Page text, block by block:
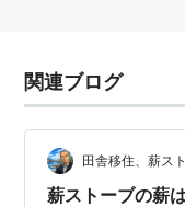
関連ブログ
田舎移住、薪ス
薪ストーブの薪